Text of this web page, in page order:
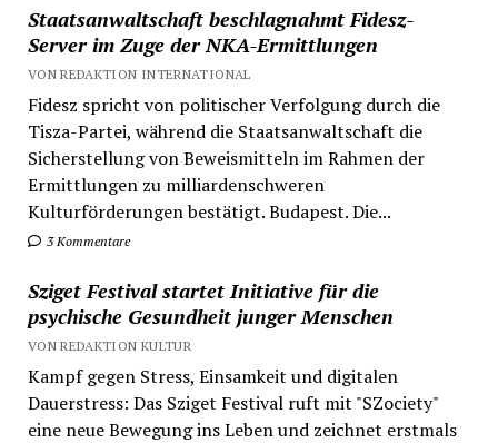
Staatsanwaltschaft beschlagnahmt Fidesz-
Server im Zuge der NKA-Ermittlungen
VON REDAKTION INTERNATIONAL
Fidesz spricht von politischer Verfolgung durch die
Tisza-Partei, während die Staatsanwaltschaft die
Sicherstellung von Beweismitteln im Rahmen der
Ermittlungen zu milliardenschweren
Kulturförderungen bestätigt. Budapest. Die...
3 Kommentare
Sziget Festival startet Initiative für die
psychische Gesundheit junger Menschen
VON REDAKTION KULTUR
Kampf gegen Stress, Einsamkeit und digitalen
Dauerstress: Das Sziget Festival ruft mit "SZociety"
eine neue Bewegung ins Leben und zeichnet erstmals